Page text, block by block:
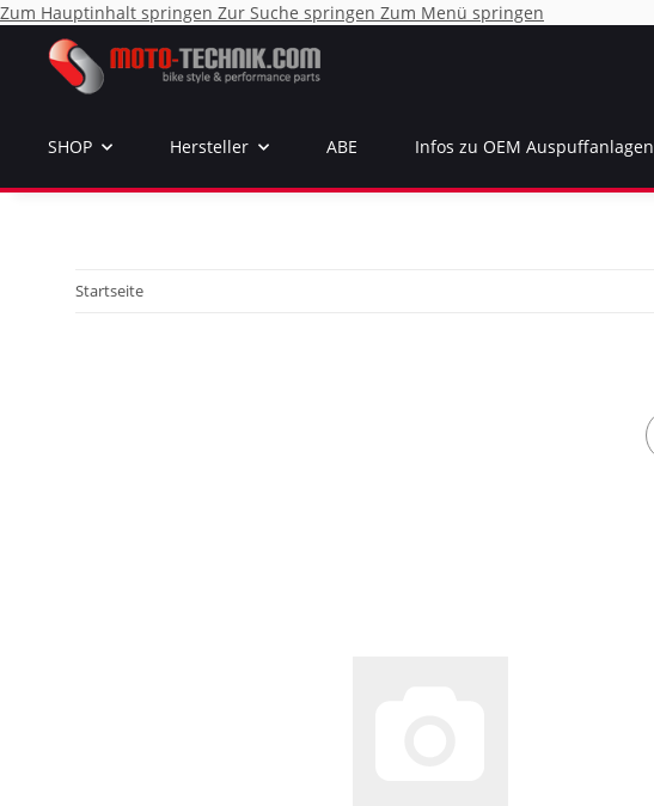
Zum Hauptinhalt springen Zur Suche springen Zum Menü springen
SHOP Hersteller ABE Infos zu OEM Auspuffanlagen
Startseite